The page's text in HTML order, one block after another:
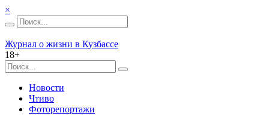
×
Журнал о жизни в Кузбассе
18+
Новости
Чтиво
Фоторепортажи